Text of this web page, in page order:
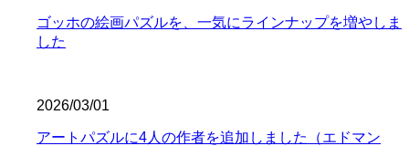
ゴッホの絵画パズルを、一気にラインナップを増やしま
した
2026/03/01
アートパズルに4人の作者を追加しました（エドマン